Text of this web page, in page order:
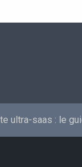
ultra-saas : le